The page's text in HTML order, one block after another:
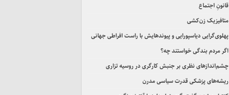
قانونِ اجتماع
متافیزیک زن‌کشی
پهلوی‌گرایی دیاسپورایی و پیوندهایش با راست افراطی جهانی
اگر مردم بندگی خواستند چه؟
چشم‌اندازهای نظری بر جنبش کارگری در روسیه تزاری
ریشه‌های پزشکی قدرت سیاسی مدرن